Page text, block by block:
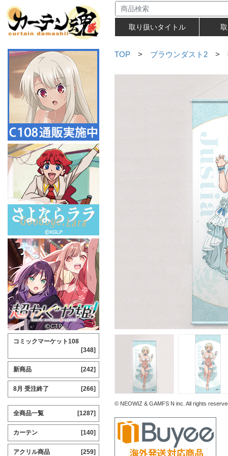
取り扱いタイトル
TOP > ブラウンダスト2 >
© NEOWIZ & GAMFS N inc. All rights
コミックマーケット108
[348]
新商品 [242]
8月 受注終了 [266]
全商品一覧 [1287]
カーテン [140]
アクリル商品 [259]